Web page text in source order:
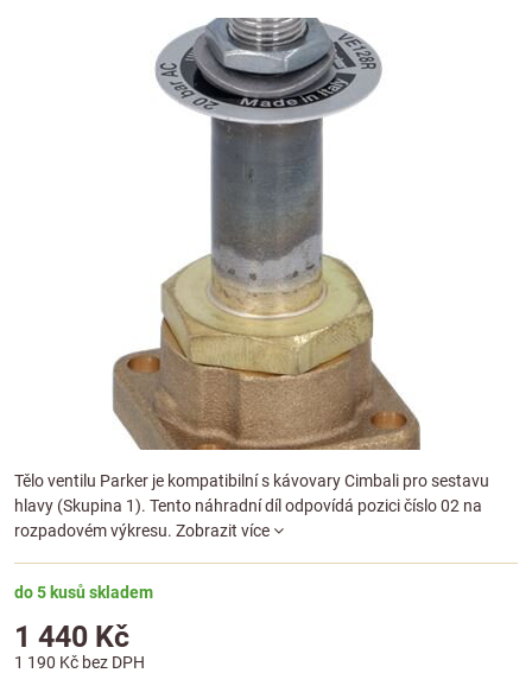
Tělo ventilu Parker je kompatibilní s kávovary Cimbali pro sestavu
hlavy (Skupina 1). Tento náhradní díl odpovídá pozici číslo 02 na
rozpadovém výkresu. Zobrazit více
do 5 kusů skladem
1 440 Kč
1 190 Kč bez DPH